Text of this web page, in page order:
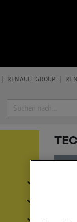
RENAULT GROUP
Suche